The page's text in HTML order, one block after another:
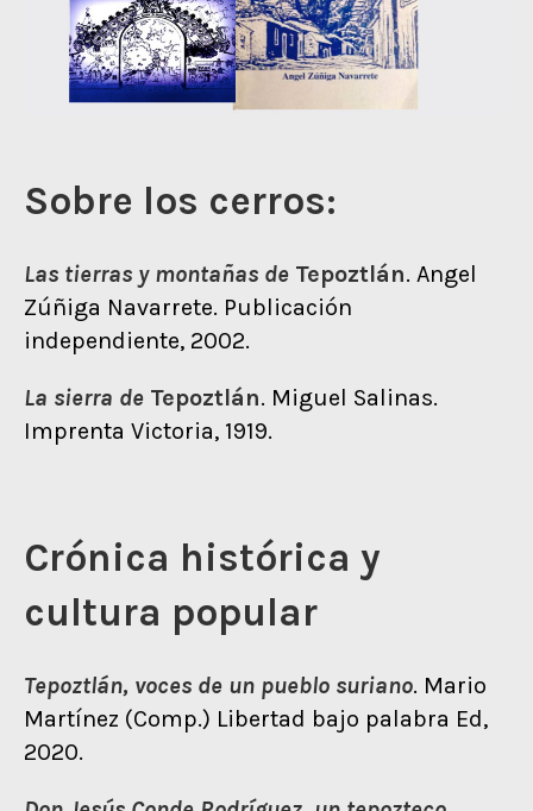
Sobre los cerros:
Las tierras y montañas de Tepoztlán. Angel
Zúñiga Navarrete. Publicación
independiente, 2002.
La sierra de Tepoztlán. Miguel Salinas.
Imprenta Victoria, 1919.
Crónica histórica y
cultura popular
Tepoztlán, voces de un pueblo suriano. Mario
Martínez (Comp.) Libertad bajo palabra Ed,
2020.